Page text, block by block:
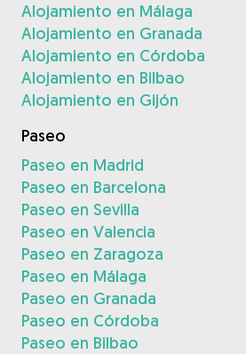
Alojamiento en Málaga
Alojamiento en Granada
Alojamiento en Córdoba
Alojamiento en Bilbao
Alojamiento en Gijón
Paseo
Paseo en Madrid
Paseo en Barcelona
Paseo en Sevilla
Paseo en Valencia
Paseo en Zaragoza
Paseo en Málaga
Paseo en Granada
Paseo en Córdoba
Paseo en Bilbao